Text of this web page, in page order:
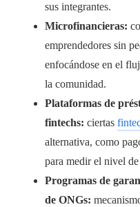
sus integrantes.
Microfinancieras:
emprendedores sin
enfocándose en el
la comunidad.
Plataformas de
fintechs: ciertas
alternativa, como
para medir el nivel
Programas de
de ONGs: